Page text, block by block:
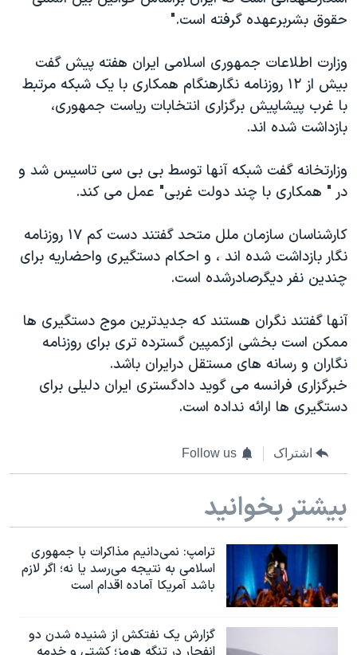
اعتراضات مردمی آبان ۹۸
نرگس محمدی برنده جایزه نوبل صلح
همایش محافظه‌کاران آمریکا «سی‌پک»
صفحه‌های ویژه
حقوق بشربرعهده گرفته است."
وزارت اطلاعات جمهوری اسلامی ایران هفته پیش گفت
بیش از ۱۲ روزنامه نگارهنگام همکاری با یک شبکه مرتبط
با غرب پیشاپیش برگزاری انتخابات ریاست جمهوری،
بازداشت شده اند.
وزارتخانه گفت شبکه آنها توسط بی بی سی تاسیس شد و
در " همکاری با چند دولت غربی" عمل می کند.
کارشناسان سازمان ملل متحد گفتند دست کم ۱۷ روزنامه
نگار بازداشت شده اند ، و احکام دستگیری واحضاریه برای
چندین نفر دیگرصادرشده است.
آنها گفتند نگران هستند که جدیدترین موج دستگیری ها
ممکن است بخشی ازکمپین گسترده تری برای روزنامه
نگاران و رسانه های مستقل درایران باشد.
خبرگزاری فرانسه می گوید دادگستری ایران دلیلی برای
دستگیری ها ارائه نداده است.
اشتراک Follow us
بیشتر بخوانید
ترامپ: نمی‌دانیم مذاکرات با جمهوری
اسلامی به نتیجه می‌رسد یا نه؛ اگر لازم
باشد آمریکا آماده اقدام است
گزارش یک نفتکش از شنیده شدن دو